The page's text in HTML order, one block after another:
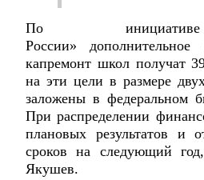
По
России»
капремонт школ получат
на эти цели в размере
заложены в федеральном
При распределении
плановых результатов и
сроков на следующий
Якушев.